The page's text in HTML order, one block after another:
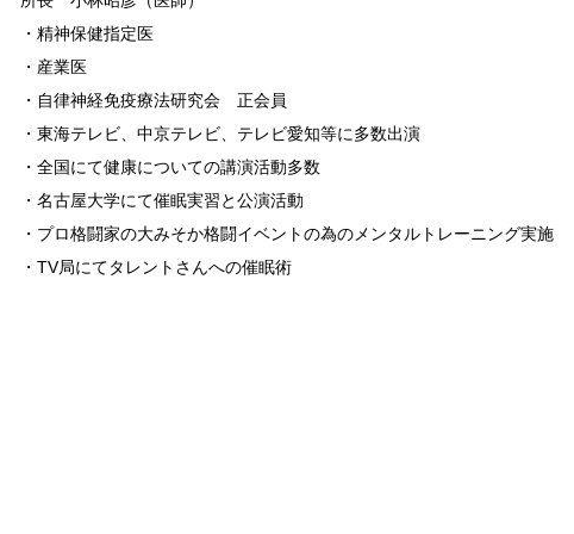
・精神保健指定医
・産業医
・自律神経免疫療法研究会 正会員
・東海テレビ、中京テレビ、テレビ愛知等に多数出演
・全国にて健康についての講演活動多数
・名古屋大学にて催眠実習と公演活動
・プロ格闘家の大みそか格闘イベントの為のメンタルトレーニング実施
・TV局にてタレントさんへの催眠術